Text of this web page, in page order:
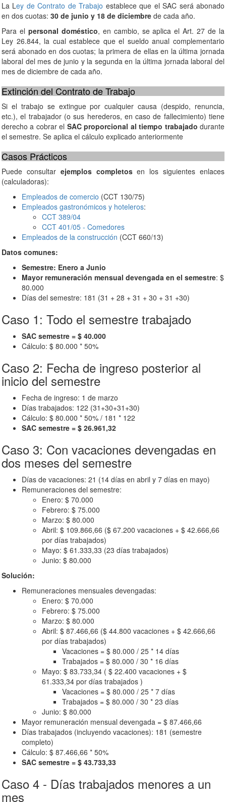
La Ley de Contrato de Trabajo establece que el SAC será abonado
en dos cuotas: 30 de junio y 18 de diciembre de cada año.
Para el personal doméstico, en cambio, se aplica el Art. 27 de la
Ley 26.844, la cual establece que el sueldo anual complementario
será abonado en dos cuotas; la primera de ellas en la última jornada
laboral del mes de junio y la segunda en la última jornada laboral del
mes de diciembre de cada año.
Extinción del Contrato de Trabajo
Si el trabajo se extingue por cualquier causa (despido, renuncia,
etc.), el trabajador (o sus herederos, en caso de fallecimiento) tiene
derecho a cobrar el SAC proporcional al tiempo trabajado durante
el semestre. Se aplica el cálculo explicado anteriormente
Casos Prácticos
Puede consultar ejemplos completos en los siguientes enlaces
(calculadoras):
Empleados de comercio (CCT 130/75)
Empleados gastronómicos y hoteleros:
CCT 389/04
CCT 401/05 - Comedores
Empleados de la construcción (CCT 660/13)
Datos comunes:
Semestre: Enero a Junio
Mayor remuneración mensual devengada en el semestre: $
80.000
Días del semestre: 181 (31 + 28 + 31 + 30 + 31 +30)
Caso 1: Todo el semestre trabajado
SAC semestre = $ 40.000
Cálculo: $ 80.000 * 50%
Caso 2: Fecha de ingreso posterior al
inicio del semestre
Fecha de ingreso: 1 de marzo
Días trabajados: 122 (31+30+31+30)
Cálculo: $ 80.000 * 50% / 181 * 122
SAC semestre = $ 26.961,32
Caso 3: Con vacaciones devengadas en
dos meses del semestre
Días de vacaciones: 21 (14 días en abril y 7 días en mayo)
Remuneraciones del semestre:
Enero: $ 70.000
Febrero: $ 75.000
Marzo: $ 80.000
Abril: $ 109.866,66 ($ 67.200 vacaciones + $ 42.666,66
por días trabajados)
Mayo: $ 61.333,33 (23 días trabajados)
Junio: $ 80.000
Solución:
Remuneraciones mensuales devengadas:
Enero: $ 70.000
Febrero: $ 75.000
Marzo: $ 80.000
Abril: $ 87.466,66 ($ 44.800 vacaciones + $ 42.666,66
por días trabajados)
Vacaciones = $ 80.000 / 25 * 14 días
Trabajados = $ 80.000 / 30 * 16 días
Mayo: $ 83.733,34 ( $ 22.400 vacaciones + $
61.333,34 por días trabajados )
Vacaciones = $ 80.000 / 25 * 7 días
Trabajados = $ 80.000 / 30 * 23 días
Junio: $ 80.000
Mayor remuneración mensual devengada = $ 87.466,66
Días trabajados (incluyendo vacaciones): 181 (semestre
completo)
Cálculo: $ 87.466,66 * 50%
SAC semestre = $ 43.733,33
Caso 4 - Días trabajados menores a un
mes